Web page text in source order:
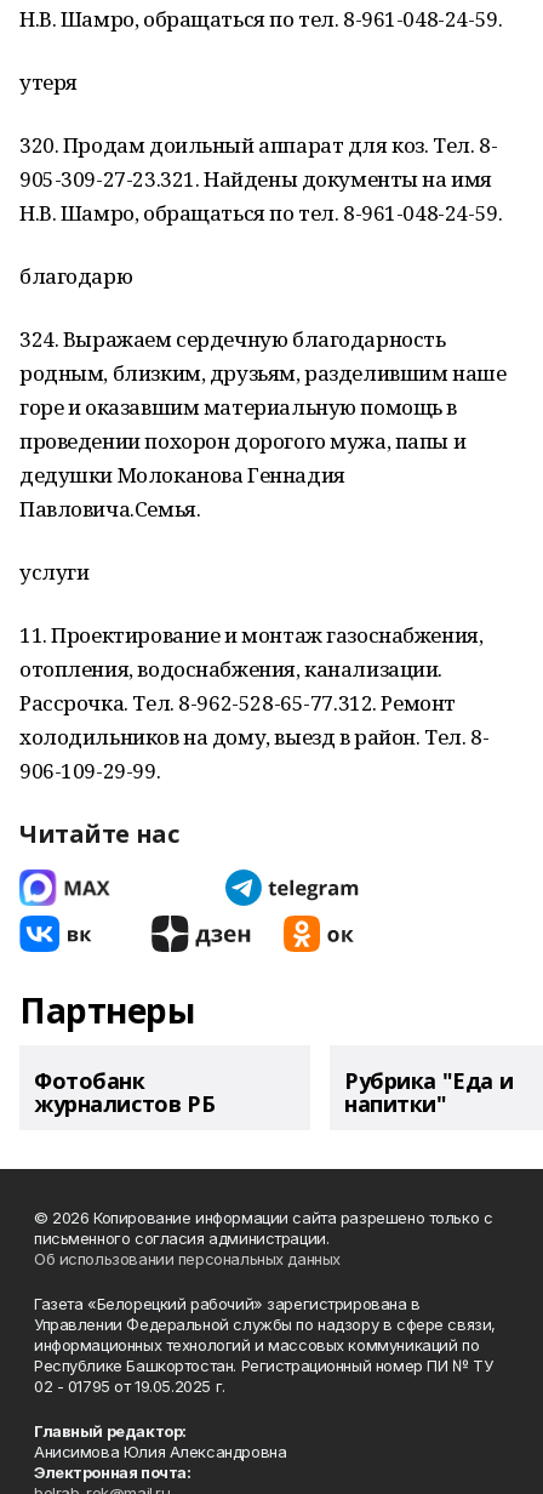
Н.В. Шамро, обращаться по тел. 8-961-048-24-59.
утеря
320. Продам доильный аппарат для коз. Тел. 8-
905-309-27-23.321. Найдены документы на имя
Н.В. Шамро, обращаться по тел. 8-961-048-24-59.
благодарю
324. Выражаем сердечную благодарность
родным, близким, друзьям, разделившим наше
горе и оказавшим материальную помощь в
проведении похорон дорогого мужа, папы и
дедушки Молоканова Геннадия
Павловича.Семья.
услуги
11. Проектирование и монтаж газоснабжения,
отопления, водоснабжения, канализации.
Рассрочка. Тел. 8-962-528-65-77.312. Ремонт
холодильников на дому, выезд в район. Тел. 8-
906-109-29-99.
Читайте нас
Партнеры
Фотобанк
журналистов РБ
Рубрика "Еда и
напитки"
© 2026 Копирование информации сайта разрешено только с
письменного согласия администрации.
Об использовании персональных данных
Газета «Белорецкий рабочий» зарегистрирована в
Управлении Федеральной службы по надзору в сфере связи,
информационных технологий и массовых коммуникаций по
Республике Башкортостан. Регистрационный номер ПИ № ТУ
02 - 01795 от 19.05.2025 г.
Главный редактор:
Анисимова Юлия Александровна
Электронная почта: